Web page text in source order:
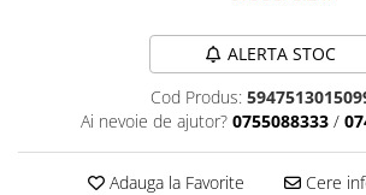
Cani/Pahare
ALERTA STOC
Cod Produs:
Ai nevoie de ajutor? 0755088333 /
Adauga la Favorite Cere